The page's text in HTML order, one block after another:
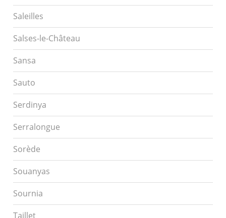
Saleilles
Salses-le-Château
Sansa
Sauto
Serdinya
Serralongue
Sorède
Souanyas
Sournia
Taillet